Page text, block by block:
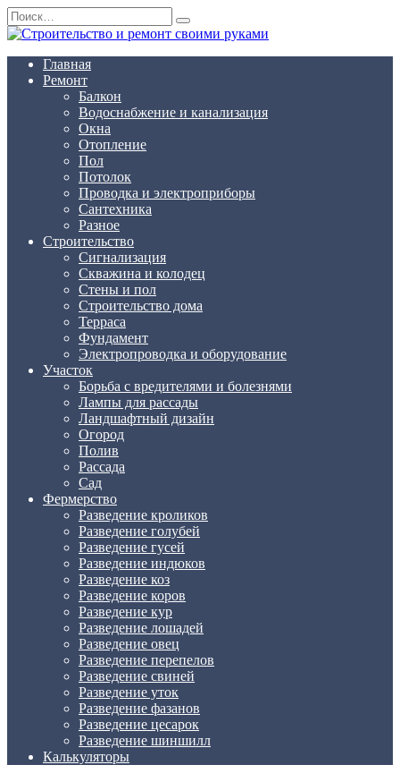
Перейти
к
содержанию
Search
for:
Главная
Ремонт
Балкон
Водоснабжение и канализация
Окна
Отопление
Пол
Потолок
Проводка и электроприборы
Сантехника
Разное
Строительство
Сигнализация
Скважина и колодец
Стены и пол
Строительство дома
Терраса
Фундамент
Электропроводка и оборудование
Участок
Борьба с вредителями и болезнями
Лампы для рассады
Ландшафтный дизайн
Огород
Полив
Рассада
Сад
Фермерство
Разведение кроликов
Разведение голубей
Разведение гусей
Разведение индюков
Разведение коз
Разведение коров
Разведение кур
Разведение лошадей
Разведение овец
Разведение перепелов
Разведение свиней
Разведение уток
Разведение фазанов
Разведение цесарок
Разведение шиншилл
Калькуляторы